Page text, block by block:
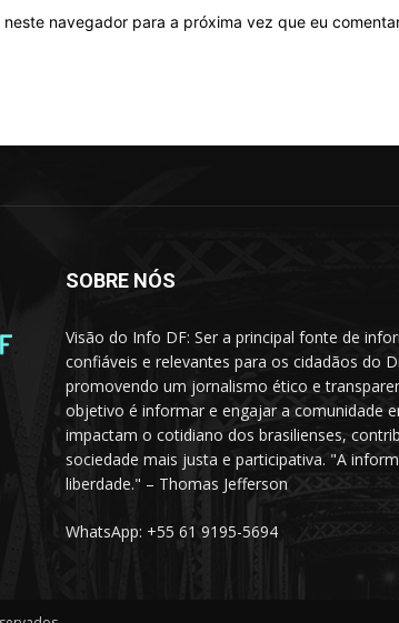
navegador para a próxima vez que eu
SOBRE NÓS
Visão do Info DF: Ser a principal fonte de
confiáveis e relevantes para os cidadãos do
promovendo um jornalismo ético e
objetivo é informar e engajar a comunidade
impactam o cotidiano dos brasilienses,
sociedade mais justa e participativa. "A
liberdade." – Thomas Jefferson
WhatsApp: +55 61 9195-5694